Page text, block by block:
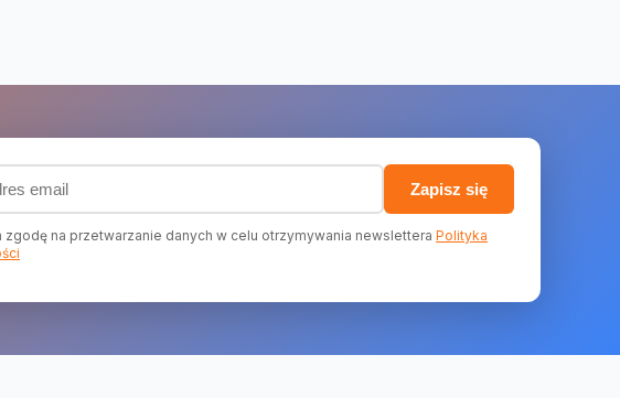
(wymagany)
Zapisz się
zgodę na przetwarzanie danych w celu otrzymywania newslettera Polityka